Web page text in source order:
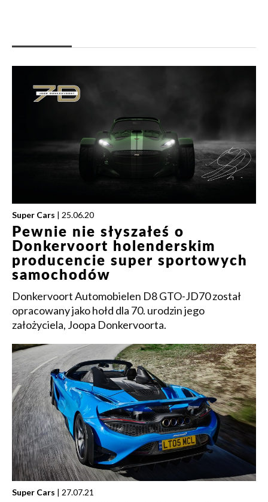
Super Cars | 25.06.20
Pewnie nie słyszałeś o
Donkervoort holenderskim
producencie super sportowych
samochodów
Donkervoort Automobielen D8 GTO-JD70 został
opracowany jako hołd dla 70. urodzin jego
założyciela, Joopa Donkervoorta.
Super Cars | 27.07.21